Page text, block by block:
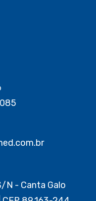
N - Canta Galo